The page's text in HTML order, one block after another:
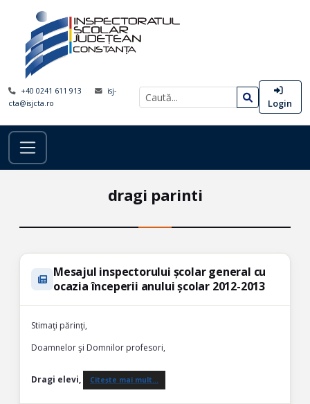
+40 0241 611 913
isj-
cta@isjcta.ro
Login
dragi parinti
Mesajul inspectorului școlar general cu
ocazia începerii anului școlar 2012-2013
Stimaţi părinţi,
Doamnelor şi Domnilor profesori,
Dragi elevi, Citește mai mult…